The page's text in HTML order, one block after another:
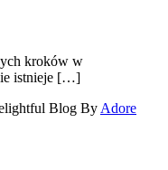
kroków w
istnieje […]
Blog By Adore